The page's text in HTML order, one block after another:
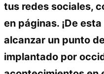
tus redes sociales,
en páginas. ¡De
alcanzar un punto
implantado por